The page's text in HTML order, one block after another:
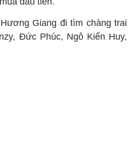
Giang đi tìm chàng trai
Đức Phúc, Ngô Kiến Huy,